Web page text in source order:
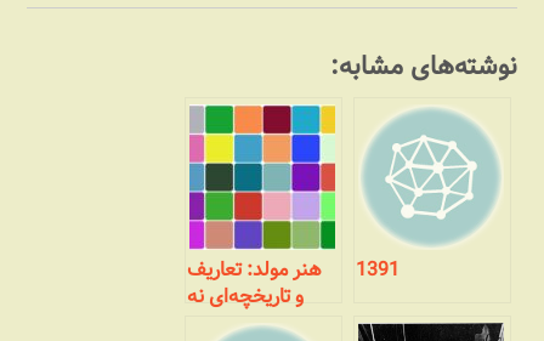
نوشته‌های مشابه:
1391 هنر مولد: تعاریف
و تاریخچه‌ای نه
چندان مختصر